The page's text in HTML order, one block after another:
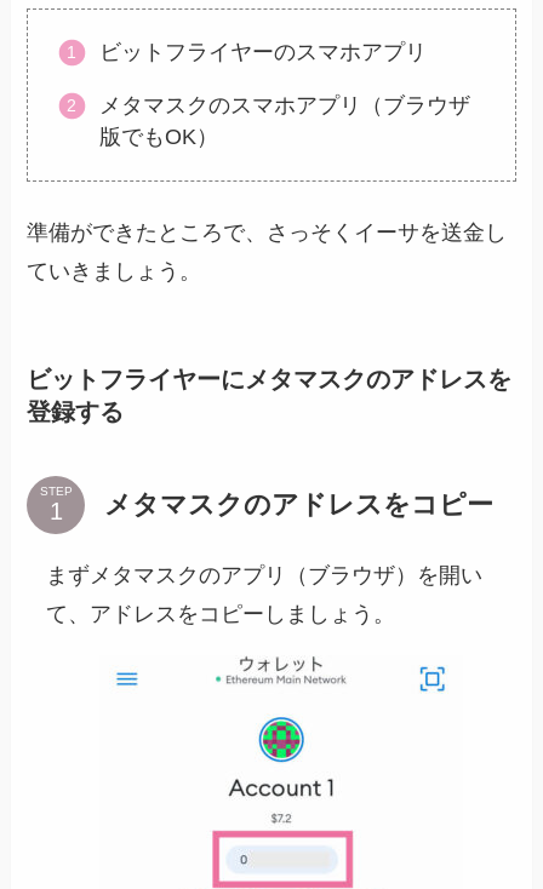
ビットフライヤーのスマホアプリ
メタマスクのスマホアプリ（ブラウザ
版でもOK）
準備ができたところで、さっそくイーサを送金し
ていきましょう。
ビットフライヤーにメタマスクのアドレスを
登録する
STEP メタマスクのアドレスをコピー
まずメタマスクのアプリ（ブラウザ）を開い
て、アドレスをコピーしましょう。